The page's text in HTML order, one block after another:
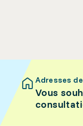
Adresses
Vous